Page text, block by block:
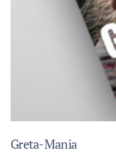
Greta-Mania